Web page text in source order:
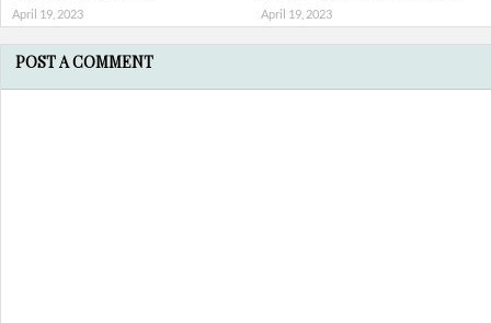
April 19, 2023 April 19, 2023
POST A COMMENT